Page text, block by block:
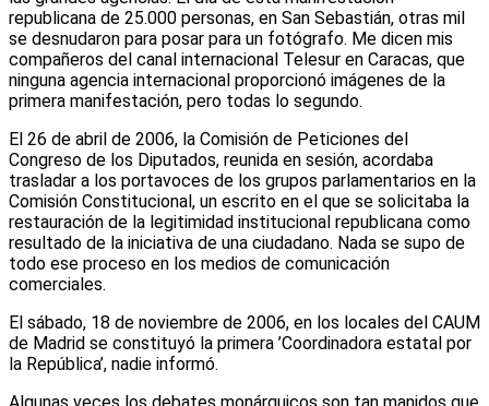
republicana de 25.000 personas, en San Sebastián, otras mil
se desnudaron para posar para un fotógrafo. Me dicen mis
compañeros del canal internacional Telesur en Caracas, que
ninguna agencia internacional proporcionó imágenes de la
primera manifestación, pero todas lo segundo.
El 26 de abril de 2006, la Comisión de Peticiones del
Congreso de los Diputados, reunida en sesión, acordaba
trasladar a los portavoces de los grupos parlamentarios en la
Comisión Constitucional, un escrito en el que se solicitaba la
restauración de la legitimidad institucional republicana como
resultado de la iniciativa de una ciudadano. Nada se supo de
todo ese proceso en los medios de comunicación
comerciales.
El sábado, 18 de noviembre de 2006, en los locales del CAUM
de Madrid se constituyó la primera ’Coordinadora estatal por
la República’, nadie informó.